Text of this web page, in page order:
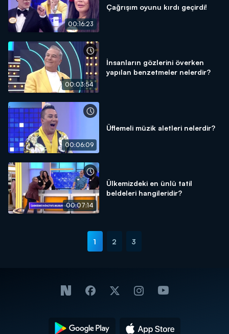
00:16:23
Çağrışım oyunu kırdı geçirdi!
00:03:54
İnsanların gözlerini överken
yapılan benzetmeler nelerdir?
00:06:09
Üflemeli müzik aletleri nelerdir?
00:07:14
Ülkemizdeki en ünlü tatil
beldeleri hangileridir?
1 2 3